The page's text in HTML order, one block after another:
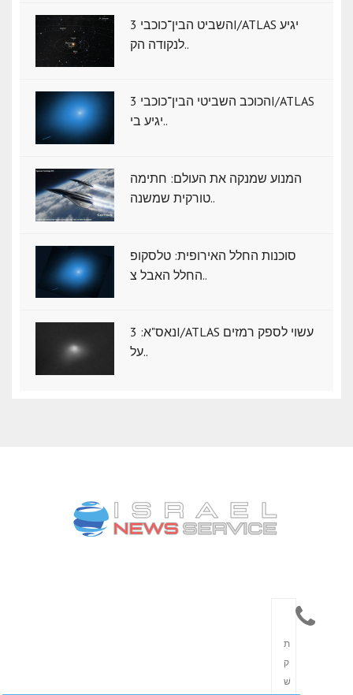
השביט הבין־כוכבי 3I/ATLAS יגיע
לנקודה הק..
הכוכב השביטי הבין־כוכבי 3I/ATLAS
יגיע בי..
המנוע שמנקה את העולם: חתימה
טורקית שמשנה..
סוכנות החלל האירופית: טלסקופ
החלל האבל צ..
נאס"א: ‏3I/ATLAS עשוי לספק רמזים
על..
תִ
ק
שׁ